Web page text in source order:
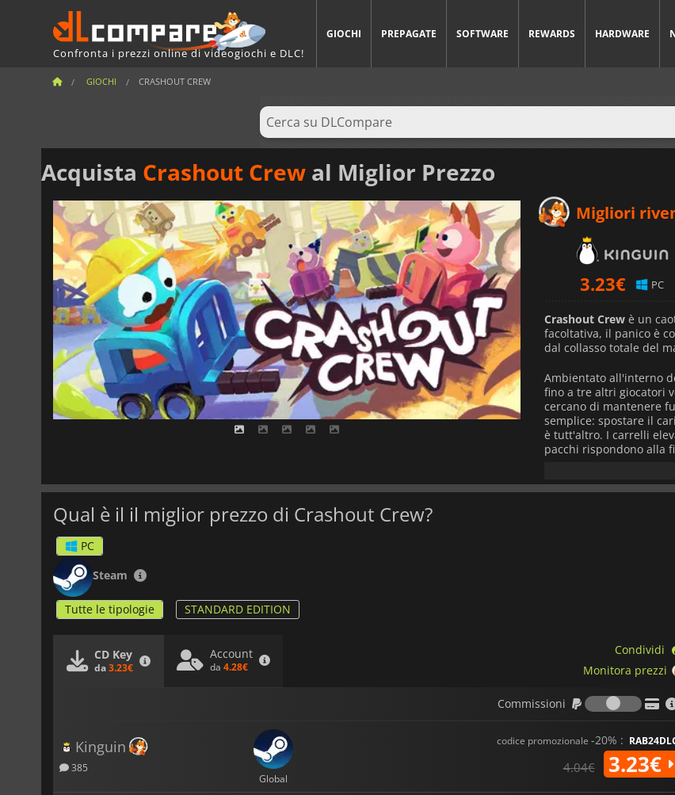
Confronta i prezzi online di videogiochi e DLC!
GIOCHI PREPAGATE SOFTWARE REWARDS HARDWARE
GIOCHI CRASHOUT CREW
Acquista Crashout Crew al Miglior Prezzo
Migliori
3.23€ PC
Crashout Crew è un
facoltativa, il panico è
dal collasso totale del
Ambientato all'interno
fino a tre altri giocatori
cercano di mantenere
semplice: spostare il
è tutt'altro. I carrelli
pacchi rispondono alla
corsa di quasi
Il gioco riguarda la
tempo reale,
incontrollabile.
andare in pezzi (a
Progettato per 1–4
comunicazione, le
dei disastri. Ogni
crescente, dove anche
Qual è il il miglior prezzo di Crashout Crew?
PC
Steam
Tutte le tipologie STANDARD EDITION
CD Key
da3.23€
Account
da 4.28€
Condividi
Monitora prezzi
Commissioni
Kinguin
385
Global
codice promozionale -20% :
4.04€ 3.23€